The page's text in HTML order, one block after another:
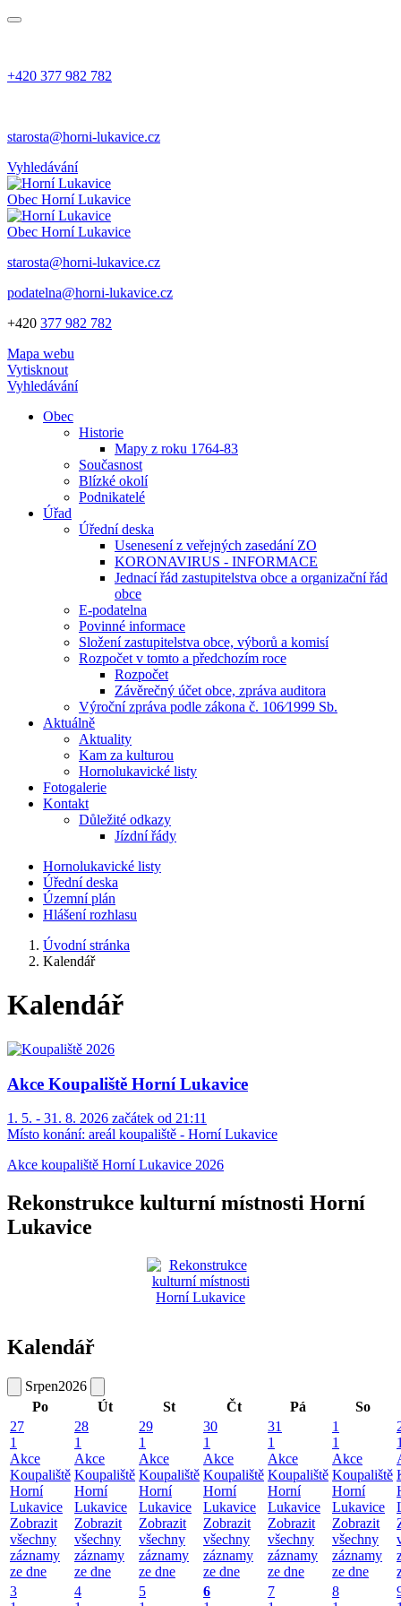
+420 377 982 782
starosta@horni-lukavice.cz
Vyhledávání
Obec Horní Lukavice
Obec Horní Lukavice
starosta@horni-lukavice.cz
podatelna@horni-lukavice.cz
+420 377 982 782
Mapa webu
Vytisknout
Vyhledávání
Obec
Historie
Mapy z roku 1764-83
Současnost
Blízké okolí
Podnikatelé
Úřad
Úřední deska
Usenesení z veřejných zasedání ZO
KORONAVIRUS - INFORMACE
Jednací řád zastupitelstva obce a organizační řád
obce
E-podatelna
Povinné informace
Složení zastupitelstva obce, výborů a komisí
Rozpočet v tomto a předchozím roce
Rozpočet
Závěrečný účet obce, zpráva auditora
Výroční zpráva podle zákona č. 106⁄1999 Sb.
Aktuálně
Aktuality
Kam za kulturou
Hornolukavické listy
Fotogalerie
Kontakt
Důležité odkazy
Jízdní řády
Hornolukavické listy
Úřední deska
Územní plán
Hlášení rozhlasu
Úvodní stránka
Kalendář
Kalendář
Akce Koupaliště Horní Lukavice
1. 5. - 31. 8. 2026 začátek od 21:11
Místo konání: areál koupaliště - Horní Lukavice
Akce koupaliště Horní Lukavice 2026
Rekonstrukce kulturní místnosti Horní
Lukavice
Kalendář
Srpen2026
Po
Út St Čt Pá
So
27
1
Akce
Koupaliště
Horní
Lukavice
Zobrazit
všechny
záznamy
ze dne
28
1
Akce
Koupaliště
Horní
Lukavice
Zobrazit
všechny
záznamy
ze dne
29
1
Akce
Koupaliště
Horní
Lukavice
Zobrazit
všechny
záznamy
ze dne
30
1
Akce
Koupaliště
Horní
Lukavice
Zobrazit
všechny
záznamy
ze dne
31
1
Akce
Koupaliště
Horní
Lukavice
Zobrazit
všechny
záznamy
ze dne
1
1
Akce
Koupaliště
Horní
Lukavice
Zobrazit
všechny
záznamy
ze dne
3
4
5
6
7
8